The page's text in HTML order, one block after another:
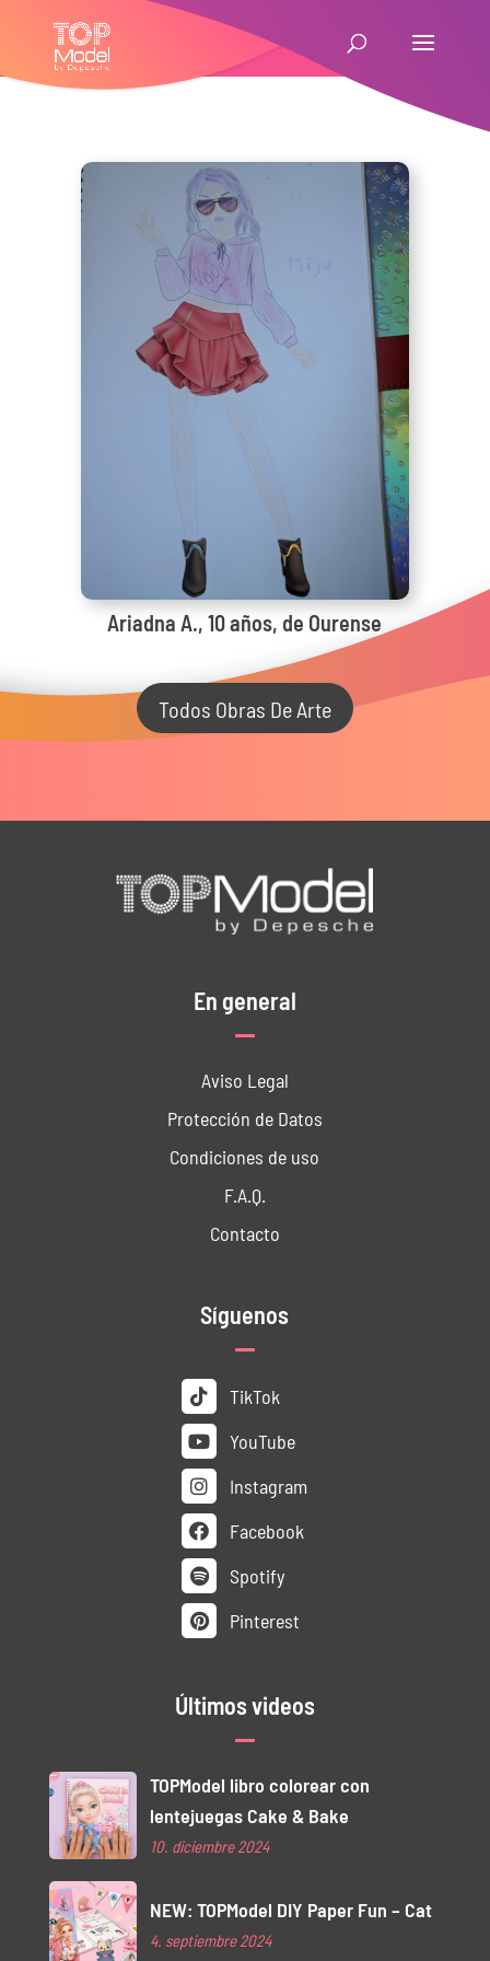
Ariadna A., 10 años, de Ourense
Todos Obras De Arte
En general
Aviso Legal
Protección de Datos
Condiciones de uso
F.A.Q.
Contacto
Síguenos
TikTok
YouTube
Instagram
Facebook
Spotify
Pinterest
Últimos videos
TOPModel libro colorear con
lentejuegas Cake & Bake
10. diciembre 2024
NEW: TOPModel DIY Paper Fun – Cat
4. septiembre 2024